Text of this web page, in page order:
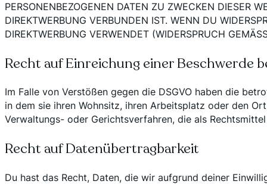
PERSONENBEZOGENEN DATEN ZU ZWECKEN DIESER
DIREKTWERBUNG VERBUNDEN IST. WENN DU
DIREKTWERBUNG VERWENDET (WIDERSPRUCH
Recht auf Einreichung einer Beschwerde
Im Falle von Verstößen gegen die DSGVO haben die
in dem sie ihren Wohnsitz, ihren Arbeitsplatz oder den
Verwaltungs- oder Gerichtsverfahren, die als
Recht auf Datenübertragbarkeit
Du hast das Recht, Daten, die wir aufgrund deiner